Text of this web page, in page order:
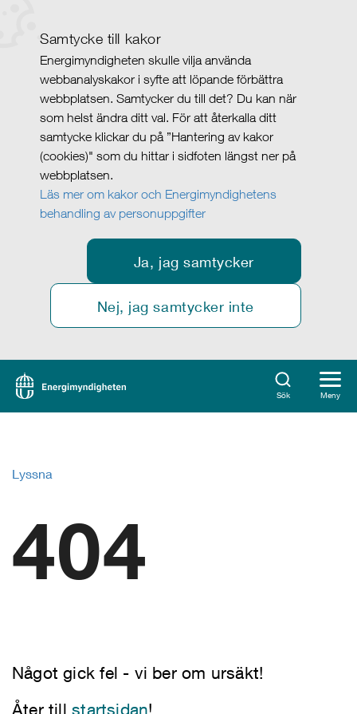
Samtycke till kakor
Energimyndigheten skulle vilja använda
webbanalyskakor i syfte att löpande förbättra
webbplatsen. Samtycker du till det? Du kan när
som helst ändra ditt val. För att återkalla ditt
samtycke klickar du på ”Hantering av kakor
(cookies)" som du hittar i sidfoten längst ner på
webbplatsen.
Läs mer om kakor och Energimyndighetens
behandling av personuppgifter
Ja, jag samtycker
Nej, jag samtycker inte
Sök Meny
Lyssna
404
Något gick fel - vi ber om ursäkt!
Åter tillstartsidan!